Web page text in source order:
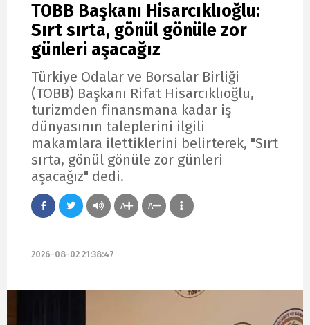
TOBB Başkanı Hisarcıklıoğlu:
Sırt sırta, gönül gönüle zor
günleri aşacağız
Türkiye Odalar ve Borsalar Birliği
(TOBB) Başkanı Rifat Hisarcıklıoğlu,
turizmden finansmana kadar iş
dünyasının taleplerini ilgili
makamlara ilettiklerini belirterek, "Sırt
sırta, gönül gönüle zor günleri
aşacağız" dedi.
A A
2026-08-02 21:38:47